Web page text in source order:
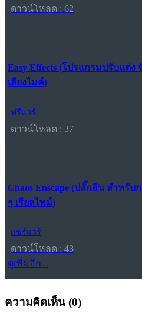
ดาวน์โหลด : 62
Easy Effects (โปรแกรมปรับแต่ง
เสียงไมค์)
ฟรีแวร์
ดาวน์โหลด : 37
Chaos Enscape (ปลั๊กอิน สำหรั
ๆ เรียลไทม์)
แชร์แวร์
ดาวน์โหลด : 43
ดูเพิ่มอีก...
ความคิดเห็น (0)